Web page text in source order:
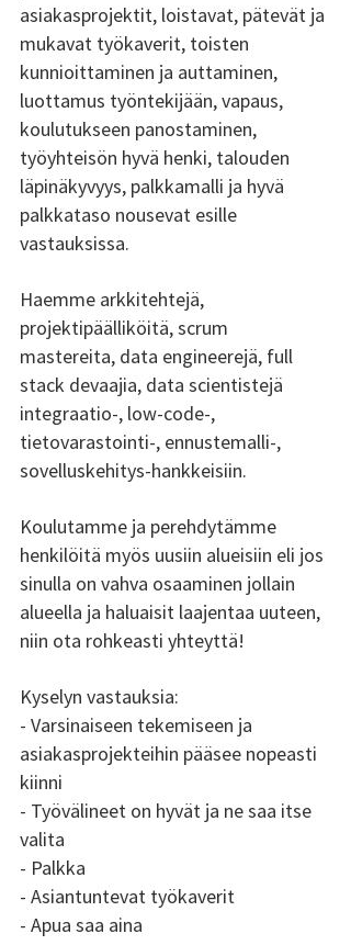
asiakasprojektit, loistavat, pätevät ja
mukavat työkaverit, toisten
kunnioittaminen ja auttaminen,
luottamus työntekijään, vapaus,
koulutukseen panostaminen,
työyhteisön hyvä henki, talouden
läpinäkyvyys, palkkamalli ja hyvä
palkkataso nousevat esille
vastauksissa.
Haemme arkkitehtejä,
projektipäälliköitä, scrum
mastereita, data engineerejä, full
stack devaajia, data scientistejä
integraatio-, low-code-,
tietovarastointi-, ennustemalli-,
sovelluskehitys-hankkeisiin.
Koulutamme ja perehdytämme
henkilöitä myös uusiin alueisiin eli jos
sinulla on vahva osaaminen jollain
alueella ja haluaisit laajentaa uuteen,
niin ota rohkeasti yhteyttä!
Kyselyn vastauksia:
- Varsinaiseen tekemiseen ja
asiakasprojekteihin pääsee nopeasti
kiinni
- Työvälineet on hyvät ja ne saa itse
valita
- Palkka
- Asiantuntevat työkaverit
- Apua saa aina